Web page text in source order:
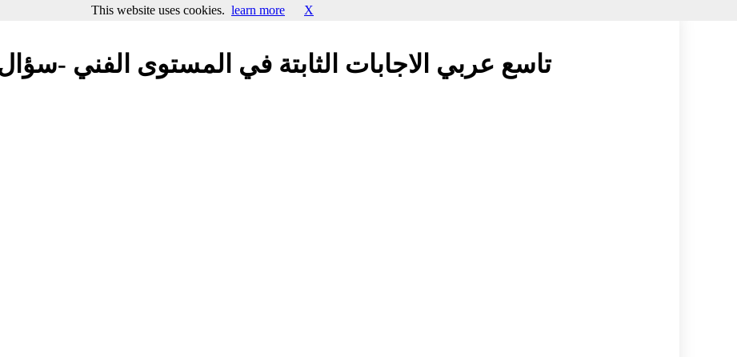
تاسع عربي الاجابات الثابتة في المستوى الفني -
This website uses cookies. learn more X